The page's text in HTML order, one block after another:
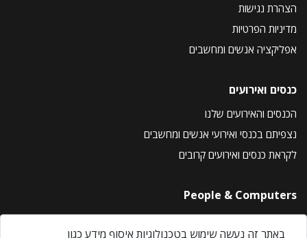
הצהרת נגישות
מדיניות הפרטיות
אפליקציה אנשים ומחשבים
כנסים ואירועים
הכנסים והאירועים שלנו
נצפיתם בכנסי ואירועי אנשים ומחשבים
לקראת כנסים ואירועים קרובים
People & Computers
About Us
באתר זה נעשה שימוש בטכנולוגיות איסוף מידע כגון